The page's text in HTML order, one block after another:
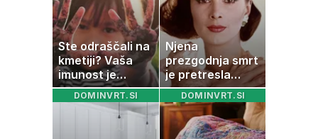
Ste odraščali na
kmetiji? Vaša
imunost je
verjetno
močnejša
Njena
prezgodnja smrt
je pretresla
modni svet: za
slavo se je
skrivala
tragedija
DOMINVRT.SI DOMINVRT.SI